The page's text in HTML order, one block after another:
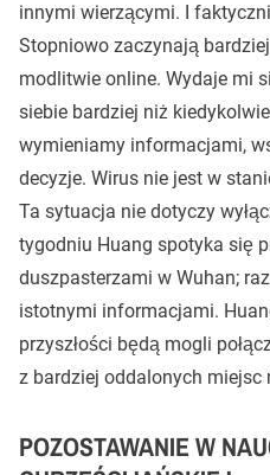
innymi wierzącymi. I
Stopniowo zaczynają
modlitwie online. Wydaje mi
siebie bardziej niż
wymieniamy informacjami,
decyzje. Wirus nie jest w
Ta sytuacja nie dotyczy
tygodniu Huang spotyka się
duszpasterzami w Wuhan;
istotnymi informacjami.
przyszłości będą mogli
z bardziej oddalonych miejsc
POZOSTAWANIE W